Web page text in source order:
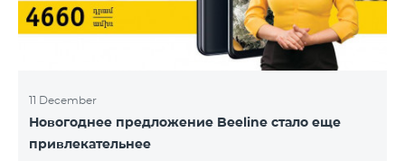
11 December
Новогоднее предложение Beeline стало еще
привлекательнее